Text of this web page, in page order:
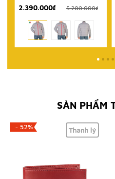
ITALY
2.390.000₫ 5.200.000₫
SẢN PHẨM
- 52% Thanh lý